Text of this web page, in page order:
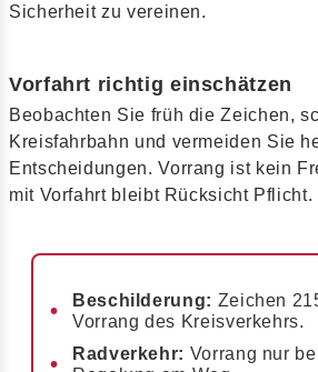
Sicherheit zu vereinen.
Vorfahrt richtig einschätzen
Beobachten Sie früh die Zeichen,
Kreisfahrbahn und vermeiden Sie
Entscheidungen. Vorrang ist kein
mit Vorfahrt bleibt Rücksicht Pflicht.
Beschilderung: Zeichen
Vorrang des Kreisverkehrs.
Radverkehr: Vorrang nur